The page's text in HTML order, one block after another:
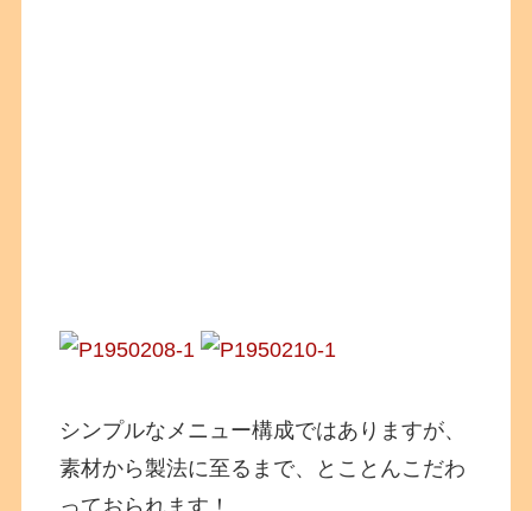
シンプルなメニュー構成ではありますが、
素材から製法に至るまで、とことんこだわ
っておられます！